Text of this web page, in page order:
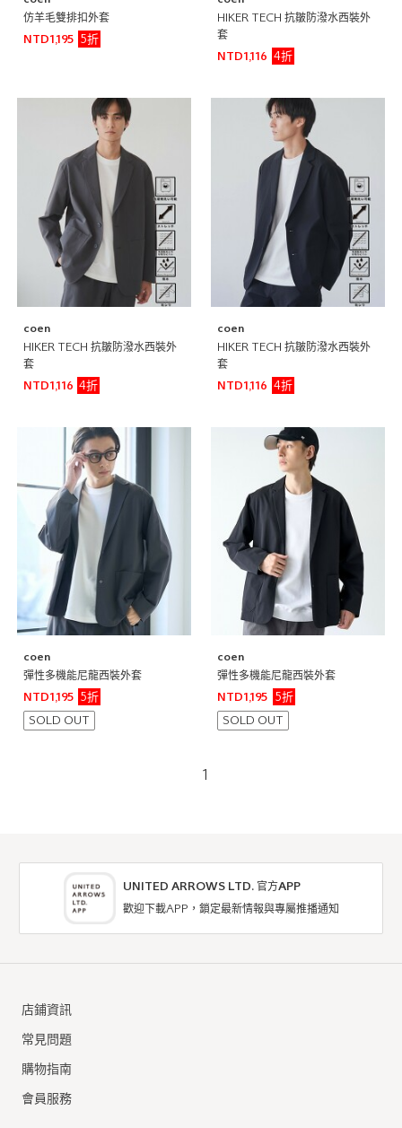
仿羊毛雙排扣外套
NTD1,195
5折
HIKER TECH 抗皺防潑水西裝外
套
NTD1,116
4折
coen
HIKER TECH 抗皺防潑水西裝外
套
NTD1,116
4折
coen
HIKER TECH 抗皺防潑水西裝外
套
NTD1,116
4折
coen
彈性多機能尼龍西裝外套
NTD1,195
5折
SOLD OUT
coen
彈性多機能尼龍西裝外套
NTD1,195
5折
SOLD OUT
1
UNITED ARROWS LTD. 官方APP
歡迎下載APP，鎖定最新情報與專屬推播通知
店鋪資訊
常見問題
購物指南
會員服務